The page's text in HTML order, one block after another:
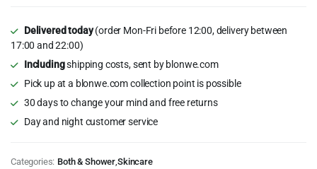
Delivered today(order Mon-Fri before 12:00, delivery between
17:00 and 22:00)
Includingshipping costs, sent by blonwe.com
Pick up at a blonwe.com collection point is possible
30 days to change your mind and free returns
Day and night customer service
Categories: Both & Shower,Skincare